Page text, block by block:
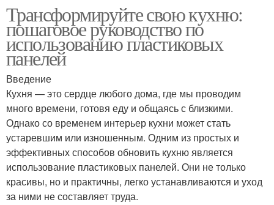
Трансформируйте свою кухню:
пошаговое руководство по
использованию пластиковых
панелей
Введение
Кухня — это сердце любого дома, где мы проводим
много времени, готовя еду и общаясь с близкими.
Однако со временем интерьер кухни может стать
устаревшим или изношенным. Одним из простых и
эффективных способов обновить кухню является
использование пластиковых панелей. Они не только
красивы, но и практичны, легко устанавливаются и уход
за ними не составляет труда.